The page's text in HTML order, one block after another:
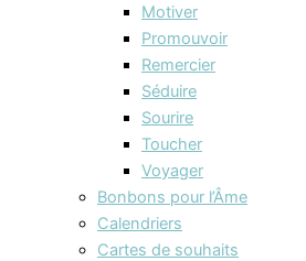
Motiver
Promouvoir
Remercier
Séduire
Sourire
Toucher
Voyager
Bonbons pour l’Âme
Calendriers
Cartes de souhaits